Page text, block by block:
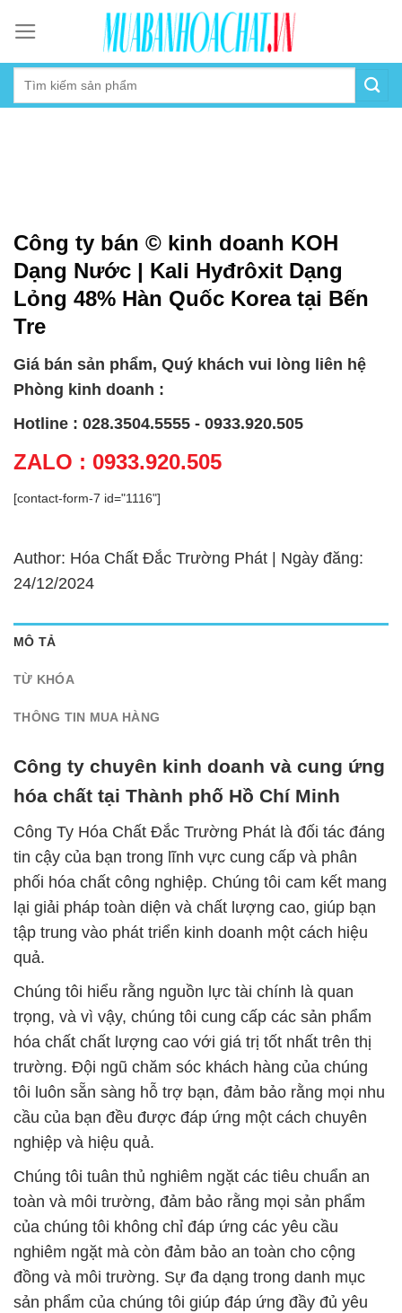
content
Công ty bán © kinh doanh KOH
Dạng Nước | Kali Hyđrôxit Dạng
Lỏng 48% Hàn Quốc Korea tại Bến
Tre
Giá bán sản phẩm, Quý khách vui lòng liên hệ
Phòng kinh doanh :
Hotline : 028.3504.5555 - 0933.920.505
ZALO : 0933.920.505
[contact-form-7 id="1116"]
Author: Hóa Chất Đắc Trường Phát | Ngày đăng:
24/12/2024
MÔ TẢ
TỪ KHÓA
THÔNG TIN MUA HÀNG
Công ty chuyên kinh doanh và cung ứng
hóa chất tại Thành phố Hồ Chí Minh
Công Ty Hóa Chất Đắc Trường Phát là đối tác đáng
tin cậy của bạn trong lĩnh vực cung cấp và phân
phối hóa chất công nghiệp. Chúng tôi cam kết mang
lại giải pháp toàn diện và chất lượng cao, giúp bạn
tập trung vào phát triển kinh doanh một cách hiệu
quả.
Chúng tôi hiểu rằng nguồn lực tài chính là quan
trọng, và vì vậy, chúng tôi cung cấp các sản phẩm
hóa chất chất lượng cao với giá trị tốt nhất trên thị
trường. Đội ngũ chăm sóc khách hàng của chúng
tôi luôn sẵn sàng hỗ trợ bạn, đảm bảo rằng mọi nhu
cầu của bạn đều được đáp ứng một cách chuyên
nghiệp và hiệu quả.
Chúng tôi tuân thủ nghiêm ngặt các tiêu chuẩn an
toàn và môi trường, đảm bảo rằng mọi sản phẩm
của chúng tôi không chỉ đáp ứng các yêu cầu
nghiêm ngặt mà còn đảm bảo an toàn cho cộng
đồng và môi trường. Sự đa dạng trong danh mục
sản phẩm của chúng tôi giúp đáp ứng đầy đủ yêu